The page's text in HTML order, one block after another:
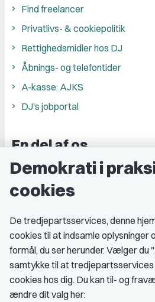
Find freelancer
Privatlivs- & cookiepolitik
Rettighedsmidler hos DJ
Åbnings- og telefontider
A-kasse: AJKS
DJ's jobportal
En del af os
Grupper og kredse
Studenterorganisationer
Medlemskab
Fordele som medlem
Kontingent
Demokrati i
cookies
De tredjepartsservices, denne
cookies til at indsamle oplysninger
formål, du ser herunder. Vælger du
samtykke til at
cookies hos dig. Du kan til- og
ændre dit valg her: